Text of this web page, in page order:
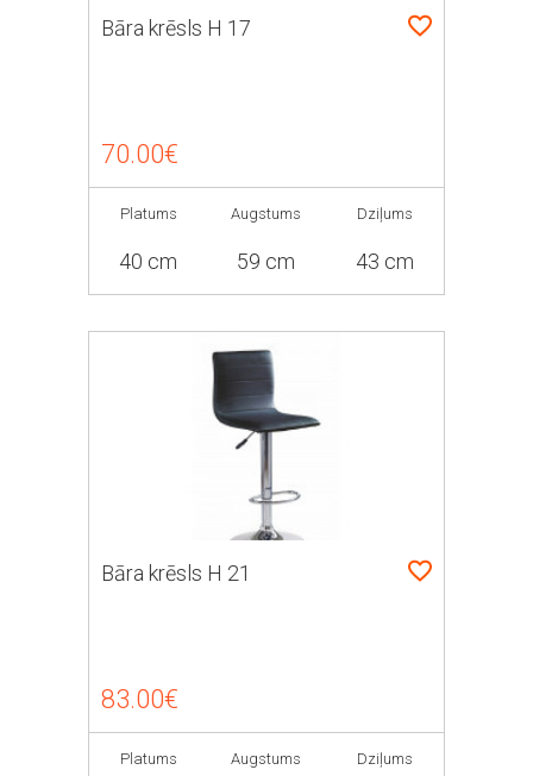
Bāra krēsls H 17
70.00€
Platums
40 cm
Augstums
59 cm
Dziļums
43 cm
Bāra krēsls H 21
83.00€
Platums Augstums Dziļums